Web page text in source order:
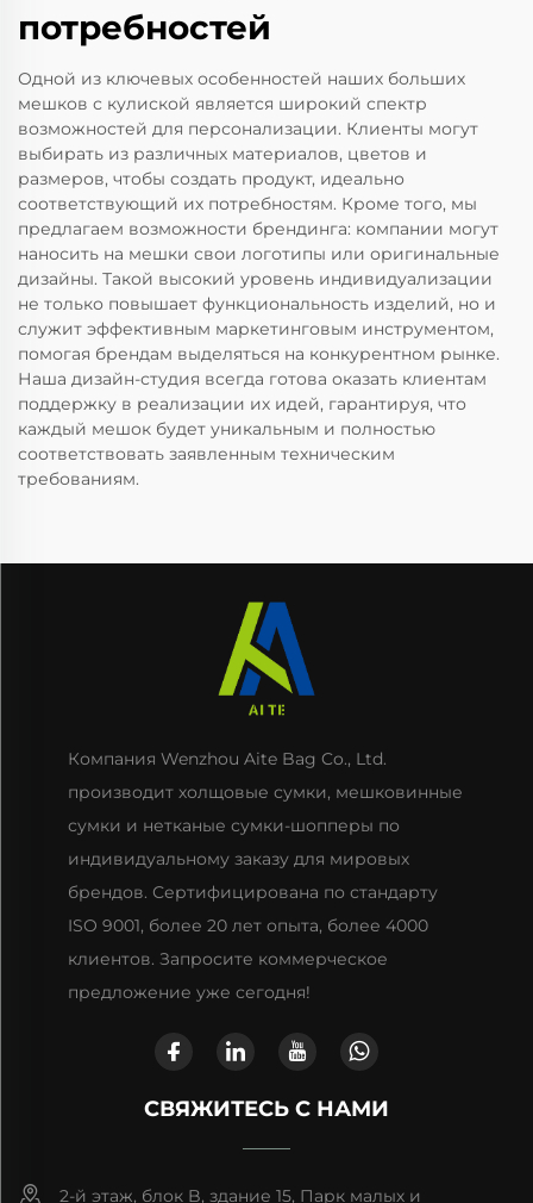
потребностей
Одной из ключевых особенностей наших больших
мешков с кулиской является широкий спектр
возможностей для персонализации. Клиенты могут
выбирать из различных материалов, цветов и
размеров, чтобы создать продукт, идеально
соответствующий их потребностям. Кроме того, мы
предлагаем возможности брендинга: компании могут
наносить на мешки свои логотипы или оригинальные
дизайны. Такой высокий уровень индивидуализации
не только повышает функциональность изделий, но и
служит эффективным маркетинговым инструментом,
помогая брендам выделяться на конкурентном рынке.
Наша дизайн-студия всегда готова оказать клиентам
поддержку в реализации их идей, гарантируя, что
каждый мешок будет уникальным и полностью
соответствовать заявленным техническим
требованиям.
Компания Wenzhou Aite Bag Co., Ltd.
производит холщовые сумки, мешковинные
сумки и нетканые сумки-шопперы по
индивидуальному заказу для мировых
брендов. Сертифицирована по стандарту
ISO 9001, более 20 лет опыта, более 4000
клиентов. Запросите коммерческое
предложение уже сегодня!
СВЯЖИТЕСЬ С НАМИ
2-й этаж, блок B, здание 15, Парк малых и